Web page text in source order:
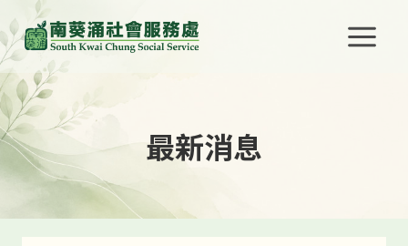
to
content
最新消息